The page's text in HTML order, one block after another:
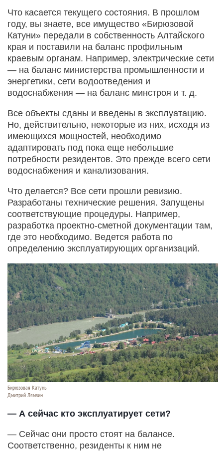
Что касается текущего состояния. В прошлом
году, вы знаете, все имущество «Бирюзовой
Катуни» передали в собственность Алтайского
края и поставили на баланс профильным
краевым органам. Например, электрические сети
— на баланс министерства промышленности и
энергетики, сети водоотведения и
водоснабжения — на баланс минстроя и т. д.
Все объекты сданы и введены в эксплуатацию.
Но, действительно, некоторые из них, исходя из
имеющихся мощностей, необходимо
адаптировать под пока еще небольшие
потребности резидентов. Это прежде всего сети
водоснабжения и канализования.
Что делается? Все сети прошли ревизию.
Разработаны технические решения. Запущены
соответствующие процедуры. Например,
разработка проектно-сметной документации там,
где это необходимо. Ведется работа по
определению эксплуатирующих организаций.
Бирюзовая Катунь
Дмитрий Лямзин
— А сейчас кто эксплуатирует сети?
— Сейчас они просто стоят на балансе.
Соответственно, резиденты к ним не